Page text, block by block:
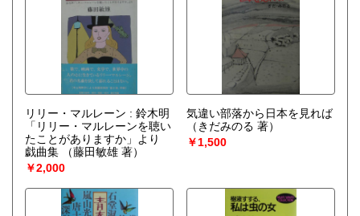
リリー・マルレーン : 鈴木明
「リリー・マルレーンを聴い
たことがありますか」より
戯曲集
（藤田敏雄 著）
￥2,000
気違い部落から日本を見れば
（きだみのる 著）
￥1,500